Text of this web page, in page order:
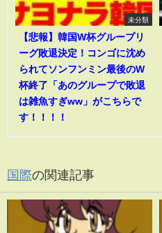
未分類
【悲報】韓国W杯グループリ
ーグ敗退決定！コンゴに沈め
られてソンフンミン最後のW
杯終了「あのグループで敗退
は雑魚すぎww」がこちらで
す！！！！
国際の関連記事